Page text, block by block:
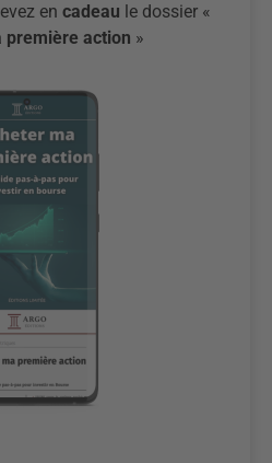
en cadeau le dossier «
première action »